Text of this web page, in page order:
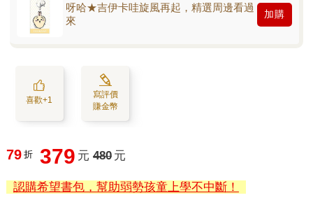
呀哈★吉伊卡哇旋風再起，精選周邊看過
來
加購
喜歡+1
寫評價
賺金幣
79 折 379 元 480 元
認購希望書包，幫助弱勢孩童上學不中斷！